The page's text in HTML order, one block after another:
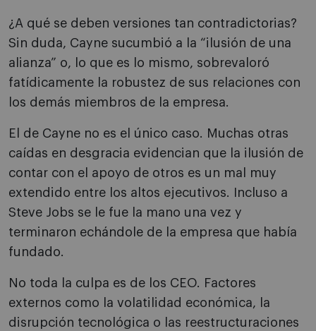
¿A qué se deben versiones tan contradictorias?
Sin duda, Cayne sucumbió a la “ilusión de una
alianza” o, lo que es lo mismo, sobrevaloró
fatídicamente la robustez de sus relaciones con
los demás miembros de la empresa.
El de Cayne no es el único caso. Muchas otras
caídas en desgracia evidencian que la ilusión de
contar con el apoyo de otros es un mal muy
extendido entre los altos ejecutivos. Incluso a
Steve Jobs se le fue la mano una vez y
terminaron echándole de la empresa que había
fundado.
No toda la culpa es de los CEO. Factores
externos como la volatilidad económica, la
disrupción tecnológica o las reestructuraciones